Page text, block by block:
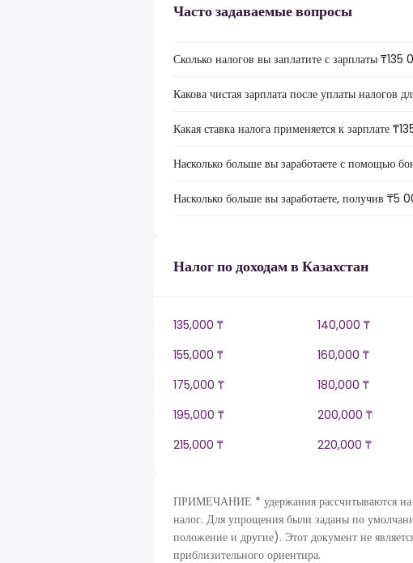
Часто задаваемые вопросы
Сколько налогов вы заплатите с зарплаты ₸135
Какова чистая зарплата после уплаты налогов
Какая ставка налога применяется к зарплате
Насколько больше вы заработаете с помощью
Насколько больше вы заработаете, получив ₸5
Налог по доходам в Казахстан
135,000 ₸ 140,000 ₸
155,000 ₸
160,000 ₸
175,000 ₸
180,000 ₸
195,000 ₸
200,000 ₸
215,000 ₸
220,000 ₸
ПРИМЕЧАНИЕ * удержания рассчитываются на
налог. Для упрощения были заданы по
положение и другие). Этот документ не
приблизительного ориентира.